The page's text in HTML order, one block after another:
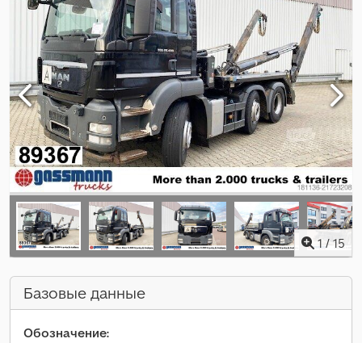
1 /15
Базовые данные
Обозначение: